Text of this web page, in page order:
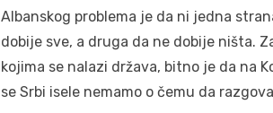
Albanskog problema je da ni jedna
dobije sve, a druga da ne dobije ništa.
kojima se nalazi država, bitno je da na
se Srbi isele nemamo o čemu da